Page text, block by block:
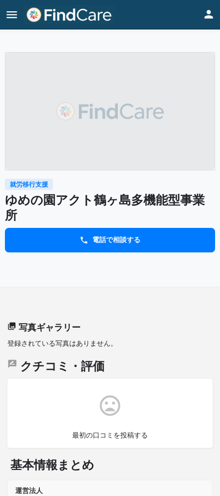
Home Listings ゆめの園アクト鶴ヶ島多機能型事業所
就労移行支援
ゆめの園アクト鶴ヶ島多機能型事業
所
電話で相談する
写真ギャラリー
登録されている写真はありません。
クチコミ・評価
最初の口コミを投稿する
基本情報まとめ
運営法人